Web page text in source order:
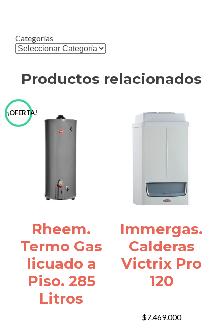
Categorías
Productos relacionados
¡OFERTA!
Rheem.
Termo Gas
licuado a
Piso. 285
Litros
Immergas.
Calderas
Victrix Pro
120
$7.469.000